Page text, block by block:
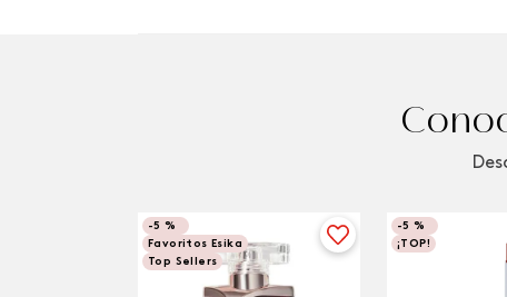
-5 %
Favoritos Esika
Top Sellers
-5 %
¡TOP!